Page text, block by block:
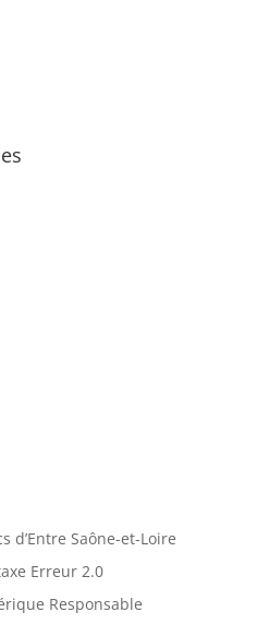
d’Entre Saône-et-Loire
Erreur 2.0
Responsable